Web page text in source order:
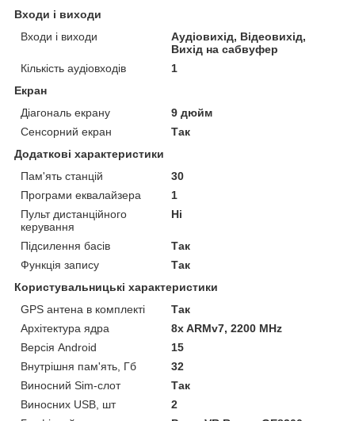
Входи і виходи
Входи і виходи
Аудіовихід, Відеовихід,
Вихід на сабвуфер
Кількість аудіовходів
1
Екран
Діагональ екрану
9 дюйм
Сенсорний екран
Так
Додаткові характеристики
Пам'ять станцій
30
Програми еквалайзера
1
Пульт дистанційного
керування
Ні
Підсилення басів
Так
Функція запису
Так
Користувальницькі характеристики
GPS антена в комплекті
Так
Архітектура ядра
8x ARMv7, 2200 MHz
Версія Android
15
Внутрішня пам'ять, Гб
32
Виносний Sim-слот
Так
Виносних USB, шт
2